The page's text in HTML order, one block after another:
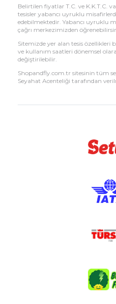
Belirtilen fiyatlar T.C. ve K.K.T.C.
tesisler yabancı uyruklu
edebilmektedir. Yabancı uyruklu
çağrı merkezimizden
Sitemizde yer alan tesis özellikleri
ve kullanım saatleri dönemsel
değiştirilebilir.
Shopandfly.com.tr sitesinin tüm
Seyahat Acenteliği tarafından